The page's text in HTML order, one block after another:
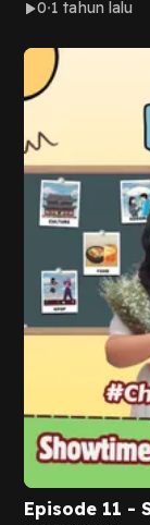
0 1 tahun lalu
Episode 11 - Showtime 'The Return Of